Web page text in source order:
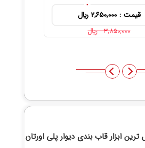
قیمت : ۲,۶۵۰,۰۰۰ ريال
۳,۸۵۰,۰۰۰ ريال
ترینابزار قاب بندی دیوار پلی اورتان